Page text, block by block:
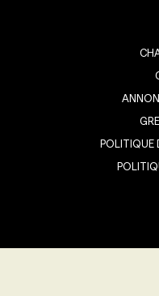
POLITIQUE